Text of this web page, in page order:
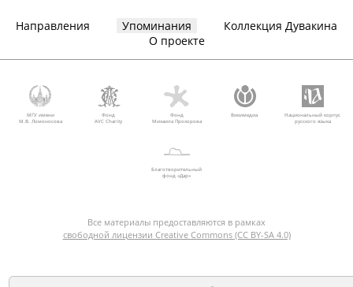
Направления Упоминания
Коллекция Дувакина
О проекте
МГУ имени
М.В. Ломоносова
Фонд
AVC Charity
Фонд
Михаила Прохорова
Викимедиа
Национальный корпус
русского языка
Благотворительный
фонд «Дар»
Все материалы предоставляются в рамках
свободной лицензии Creative Commons (CC BY-SA 4.0)